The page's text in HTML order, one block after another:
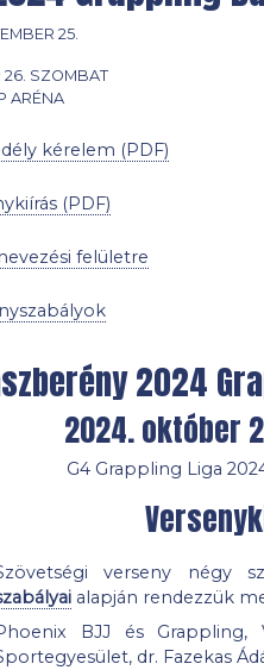
25.
26. SZOMBAT
ARÉNA
kérelem (PDF)
(PDF)
felületre
2024
2024. október
G4 Grappling Liga
verseny négy
alapján rendezzük
BJJ és Grappling,
dr. Fazekas